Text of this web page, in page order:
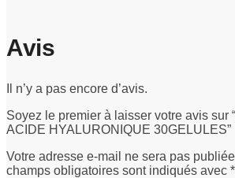
Avis
Il n’y a pas encore d’avis.
Soyez le premier à laisser votre avis sur
ACIDE HYALURONIQUE 30GELULES”
Votre adresse e-mail ne sera pas
champs obligatoires sont indiqués avec *